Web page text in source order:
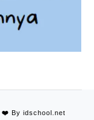
❤️ By idschool.net